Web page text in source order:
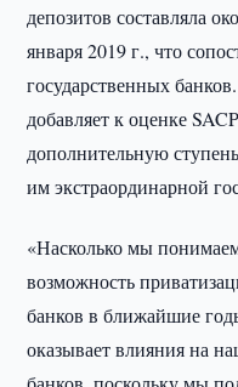
депозитов составляла
января 2019 г., что
государственных
добавляет к оценке
дополнительную
им экстраординарной
«Насколько мы
возможность
банков в ближайшие
оказывает влияния на